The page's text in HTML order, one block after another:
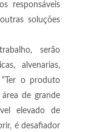
responsáveis
soluções
serão
alvenarias,
“Ter o produto
de grande
elevado de
é desafiador